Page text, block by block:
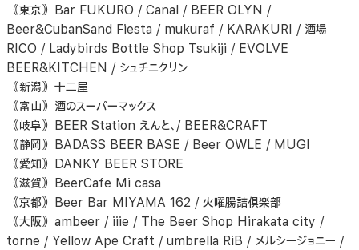
｟東京｠Bar FUKURO / Canal / BEER OLYN /
Beer&CubanSand Fiesta / mukuraf / KARAKURI / 酒場
RICO / Ladybirds Bottle Shop Tsukiji / EVOLVE
BEER&KITCHEN / シュチニクリン
｟新潟｠十二屋
｟富山｠酒のスーパーマックス
｟岐阜｠BEER Station えんと、/ BEER&CRAFT
｟静岡｠BADASS BEER BASE / Beer OWLE / MUGI
｟愛知｠DANKY BEER STORE
｟滋賀｠BeerCafe Mi casa
｟京都｠Beer Bar MIYAMA 162 / 火曜腸詰倶楽部
｟大阪｠ambeer / iiie / The Beer Shop Hirakata city /
torne / Yellow Ape Craft / umbrella RiB / メルシージョニー /